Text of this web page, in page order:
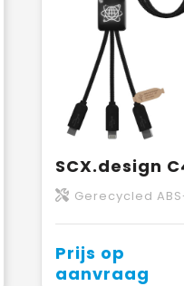
Gerecycled ABS-kunststof,
Prijs op
aanvraag